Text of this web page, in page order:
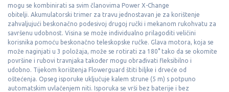
mogu se kombinirati sa svim članovima Power X-Change
obitelji. Akumulatorski trimer za travu jednostavan je za korištenje
zahvaljujući beskonačno podesivoj drugoj ručki i mekanom rukohvatu za
savršenu udobnost. Visina se može individualno prilagoditi veličini
korisnika pomoću beskonačno teleskopske ručke. Glava motora, koja se
može naginjati u 3 položaja, može se rotirati za 180° tako da se okomite
površine i rubovi travnjaka također mogu obrađivati ​​fleksibilno i
udobno. Tijekom korištenja Flowerguard štiti biljke i drveće od
oštećenja. Opseg isporuke uključuje kalem strune (5 m) s potpuno
automatskim uvlačenjem niti. Isporuka se vrši bez baterije i bez